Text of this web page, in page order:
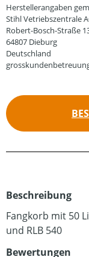
Herstellerangaben
Stihl Vetriebszentrale
Robert-Bosch-Straße
64807 Dieburg
Deutschland
Beschreibung
Fangkorb mit 50
und RLB 540
Bewertungen